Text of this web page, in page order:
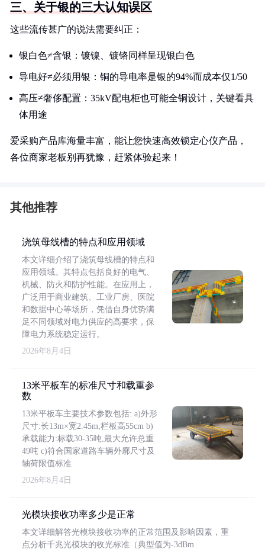
三、关于银的三大认知误区
这些流传甚广的说法需要纠正：
银白色≠含银：镀镍、镀铬同样呈现银白色
导电好≠必须用银：铜的导电率是银的94%而成本仅1/50
高压≠奢侈配置：35kV配电柜也可能全铜设计，关键看具
体用途
爱采购产品库海量丰富，能让您快速高效锁定心仪产品，
各位商家老板别再犹豫，赶紧体验起来！
其他推荐
浇筑母线槽的特点和应用领域
本文详细介绍了浇筑母线槽的特点和
应用领域。其特点包括良好的电气、
机械、防火和防护性能。在应用上，
广泛用于商业建筑、工业厂房、医院
和数据中心等场所，凭借自身优势满
足不同领域对电力供应的高要求，保
障电力系统稳定运行。
2026年8月4日
13米平板车的标准尺寸和载重参
数
13米平板车主要技术参数包括: a)外形
尺寸:长13m×宽2.45m,栏板高55cm b)
承载能力:标载30-35吨,最大允许总重
49吨 c)符合国家道路车辆外廓尺寸及
轴荷限值标准
2026年8月4日
光模块接收功率多少是正常
本文详细解答光模块接收功率的正常范围及影响因素，重
点分析千兆光模块的收光标准（典型值为-3dBm